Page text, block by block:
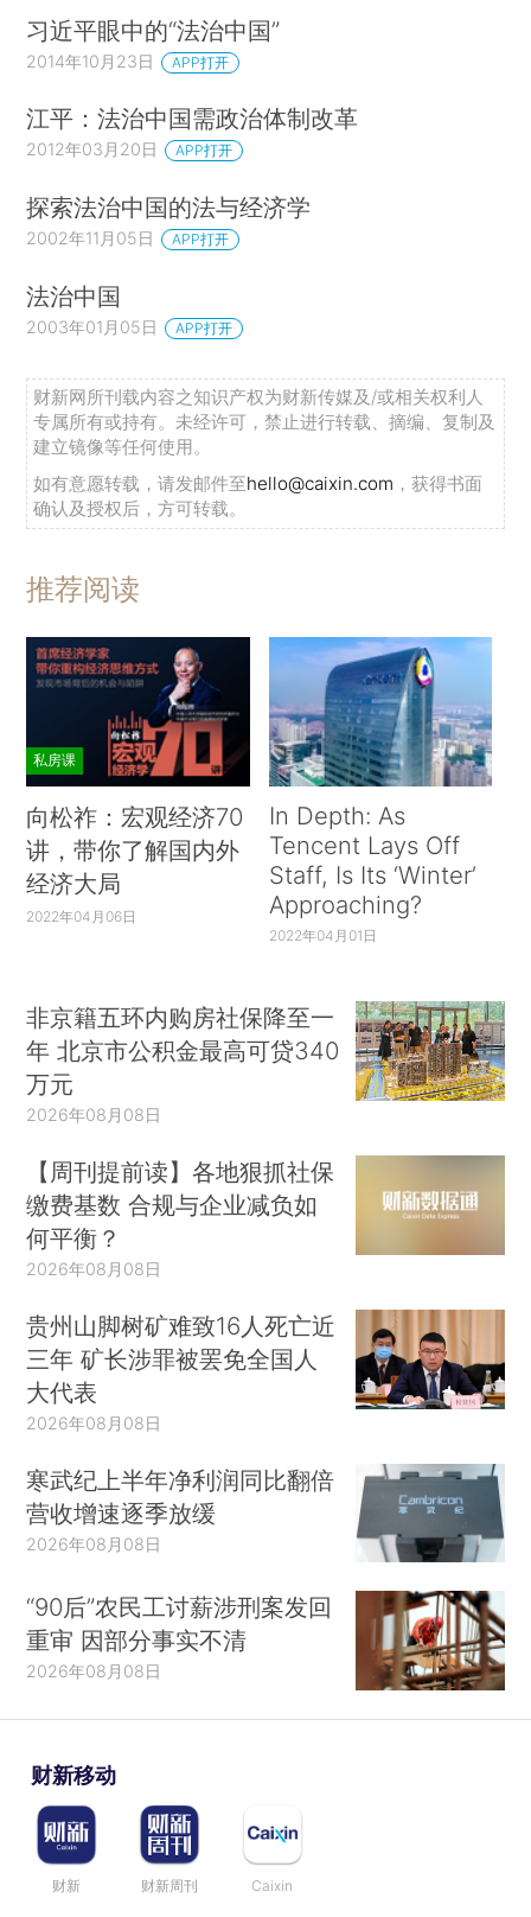
习近平眼中的“法治中国”
2014年10月23日 APP打开
江平：法治中国需政治体制改革
2012年03月20日 APP打开
探索法治中国的法与经济学
2002年11月05日 APP打开
法治中国
2003年01月05日 APP打开
财新网所刊载内容之知识产权为财新传媒及/或相关权利人
专属所有或持有。未经许可，禁止进行转载、摘编、复制及
建立镜像等任何使用。
如有意愿转载，请发邮件至hello@caixin.com ，获得书面
确认及授权后，方可转载。
推荐阅读
私房课
向松祚：宏观经济70
讲，带你了解国内外
经济大局
2022年04月06日
In Depth: As
Tencent Lays Off
Staff, Is Its ‘Winter’
Approaching?
2022年04月01日
非京籍五环内购房社保降至一
年 北京市公积金最高可贷340
万元
2026年08月08日
【周刊提前读】各地狠抓社保
缴费基数 合规与企业减负如
何平衡？
2026年08月08日
贵州山脚树矿难致16人死亡近
三年 矿长涉罪被罢免全国人
大代表
2026年08月08日
寒武纪上半年净利润同比翻倍
营收增速逐季放缓
2026年08月08日
“90后”农民工讨薪涉刑案发回
重审 因部分事实不清
2026年08月08日
财新移动
财新 财新周刊 Caixin